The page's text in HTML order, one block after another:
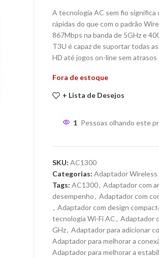
A tecnologia AC sem fio
rápidas do que com o padrão
867Mbps na banda de 5GHz e
T3U é capaz de suportar todas
HD até jogos on-line sem atrasos
Fora de estoque
+ Lista de Desejos
1 Pessoas olhando este
SKU: AC1300
Categorias: Adaptador Wireless,
Tags: AC1300, Adaptador com
desempenho, Adaptador com
, Adaptador com design
tecnologia Wi-Fi AC, Adaptador
GHz, Adaptador para adicionar
Adaptador para melhorar a
Adaptador para melhorar a